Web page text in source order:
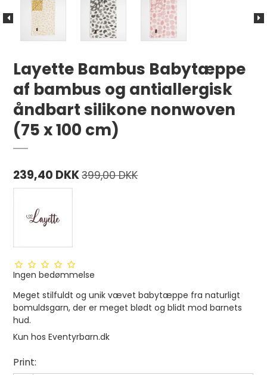
Layette Bambus Babytæppe
af bambus og antiallergisk
åndbart silikone nonwoven
(75 x 100 cm)
239,40 DKK399,00 DKK
Ingen bedømmelse
Meget stilfuldt og unik vævet babytæppe fra naturligt
bomuldsgarn, der er meget blødt og blidt mod barnets
hud.
Kun hos Eventyrbarn.dk
Print: